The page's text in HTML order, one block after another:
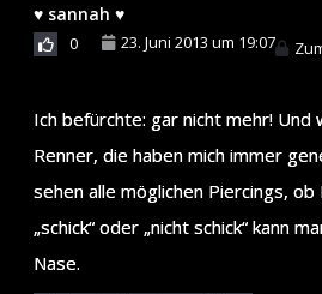
♥ sannah ♥
0 23. Juni 2013 um 19:07
Ich befürchte: gar nicht mehr!
Renner, die haben mich immer
sehen alle möglichen Piercings,
„schick“ oder „nicht schick“ kann
Nase.